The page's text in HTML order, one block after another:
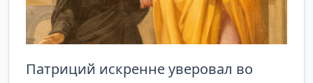
Патриций искренне уверовал во